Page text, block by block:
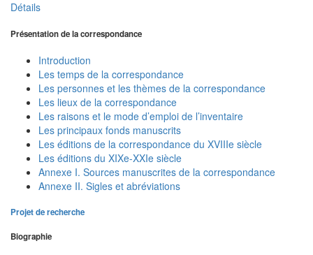
Détails
Présentation de la correspondance
Introduction
Les temps de la correspondance
Les personnes et les thèmes de la correspondance
Les lieux de la correspondance
Les raisons et le mode d’emploi de l’inventaire
Les principaux fonds manuscrits
Les éditions de la correspondance du XVIIIe siècle
Les éditions du XIXe-XXIe siècle
Annexe I. Sources manuscrites de la correspondance
Annexe II. Sigles et abréviations
Projet de recherche
Biographie